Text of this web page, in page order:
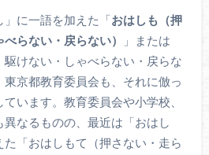
に一語を加えた「おはしも（押
らない・戻らない）
」または
駆けない・しゃべらない・戻らな
京都教育委員会も、それに倣っ
います。教育委員会や小学校、
なるものの、最近は「おはし
た「おはしもて（押さない・走ら